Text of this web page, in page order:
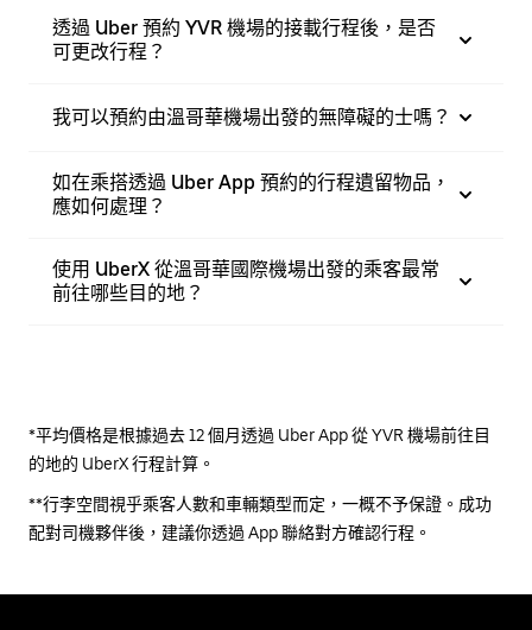
透過 Uber 預約 YVR 機場的接載行程後，是否
可更改行程？
我可以預約由溫哥華機場出發的無障礙的士嗎？
如在乘搭透過 Uber App 預約的行程遺留物品，
應如何處理？
使用 UberX 從溫哥華國際機場出發的乘客最常
前往哪些目的地？
*平均價格是根據過去 12 個月透過 Uber App 從 YVR 機場前往目
的地的 UberX 行程計算。
**行李空間視乎乘客人數和車輛類型而定，一概不予保證。成功
配對司機夥伴後，建議你透過 App 聯絡對方確認行程。